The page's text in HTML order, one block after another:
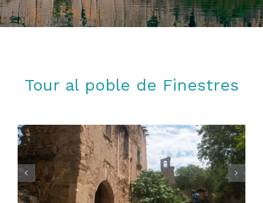
Tour al poble de Finestres